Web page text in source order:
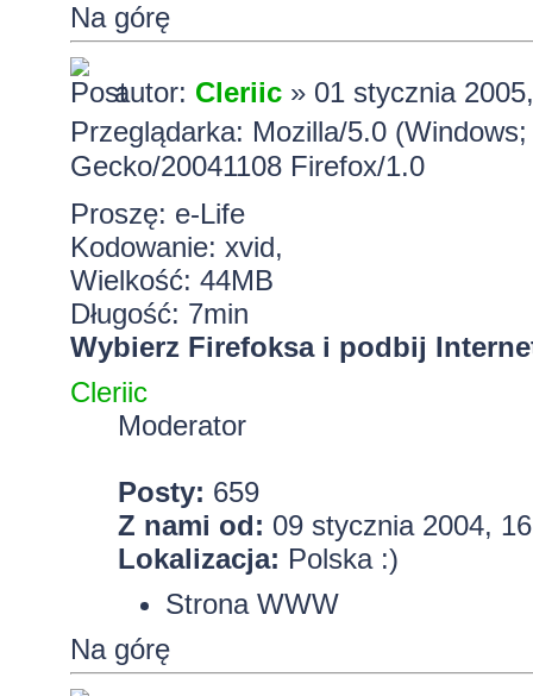
Na górę
autor: Cleriic» 01 stycznia
Przeglądarka: Mozilla/5.0
Gecko/20041108 Firefox/1.0
Proszę: e-Life
Kodowanie: xvid,
Wielkość: 44MB
Długość: 7min
Wybierz Firefoksa i podbij
Cleriic
Moderator
Posty: 659
Z nami od: 09 stycznia 2004,
Lokalizacja: Polska :)
Strona WWW
Na górę